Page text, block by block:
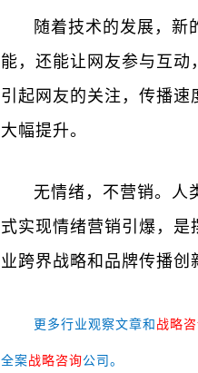
随着技术的发展，新
能，还能让网友参与互
引起网友的关注，传播
大幅提升。
无情绪，不营销。人
式实现情绪营销引爆，是
业跨界战略和品牌传播创
更多行业观察文章和 战略
全案战略咨询公司。